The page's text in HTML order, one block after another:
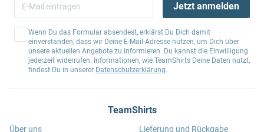
Jetzt anmelden
Wenn Du das Formular absendest, erklärst Du Dich damit
einverstanden, dass wir Deine E-Mail-Adresse nutzen, um Dich über
unsere aktuellen Angebote zu informieren. Du kannst die Einwilligung
jederzeit widerrufen. Informationen, wie TeamShirts Deine Daten nutzt,
findest Du in unserer Datenschutzerklärung.
TeamShirts
Über uns
Lieferung und Rückgabe